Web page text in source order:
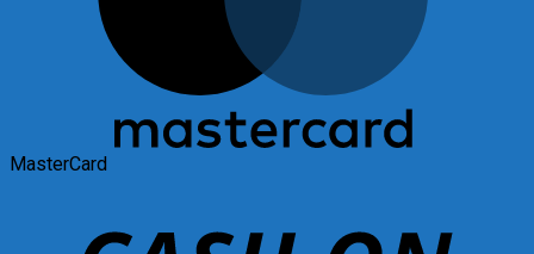
MasterCard